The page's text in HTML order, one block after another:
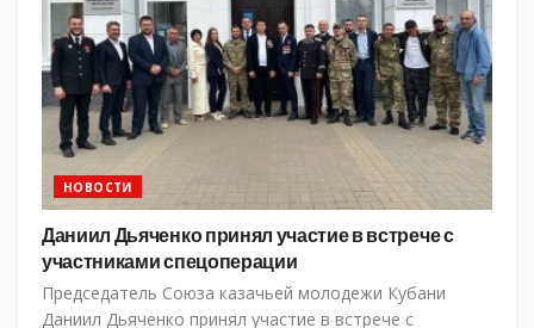
НОВОСТИ
Даниил Дьяченко принял участие в встрече с
участниками спецоперации
Председатель Союза казачьей молодежи Кубани
Даниил Дьяченко принял участие в встрече с